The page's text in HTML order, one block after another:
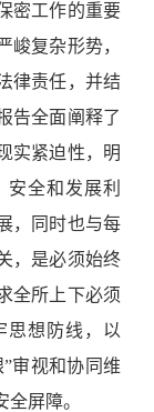
密工作的重要
峻复杂形势，
律责任，并结
告全面阐释了
实紧迫性，明
全和发展利
，同时也与每
，是必须始终
全所上下必须
思想防线，以
审视和协同维
屏障。